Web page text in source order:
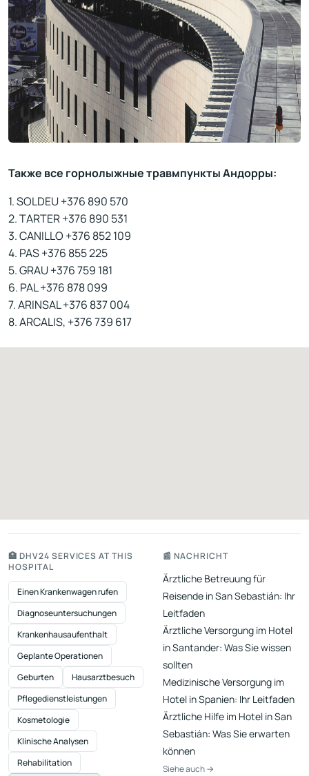
Также все горнолыжные травмпункты Андорры:
1. SOLDEU +376 890 570
2. TARTER +376 890 531
3. CANILLO +376 852 109
4. PAS +376 855 225
5. GRAU +376 759 181
6. PAL +376 878 099
7. ARINSAL +376 837 004
8. ARCALIS, +376 739 617
🏥 DHV24 SERVICES AT THIS
HOSPITAL
Einen Krankenwagen rufen
Diagnoseuntersuchungen
Krankenhausaufenthalt
Geplante Operationen
Geburten
Hausarztbesuch
Pflegedienstleistungen
Kosmetologie
Klinische Analysen
Rehabilitation
📰 NACHRICHT
Ärztliche Betreuung für
Reisende in San Sebastián: Ihr
Leitfaden
Ärztliche Versorgung im Hotel
in Santander: Was Sie wissen
sollten
Medizinische Versorgung im
Hotel in Spanien: Ihr Leitfaden
Ärztliche Hilfe im Hotel in San
Sebastián: Was Sie erwarten
können
Siehe auch →